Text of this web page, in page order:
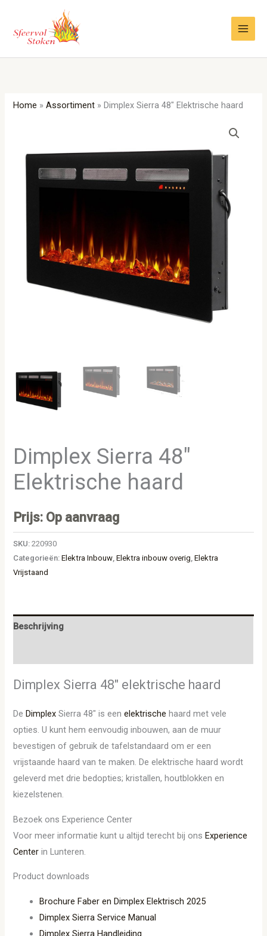
inhoud
Home »Assortiment » Dimplex Sierra 48″ Elektrische haard
Dimplex Sierra 48″
Elektrische haard
Prijs: Op aanvraag
SKU:220930
Categorieën:Elektra Inbouw ,Elektra inbouw overig ,Elektra
Vrijstaand
Beschrijving
Dimplex Sierra 48″ elektrische haard
DeDimplex Sierra 48″ is eenelektrische haard met vele
opties. U kunt hem eenvoudig inbouwen, aan de muur
bevestigen of gebruik de tafelstandaard om er een
vrijstaande haard van te maken. De elektrische haard wordt
geleverd met drie bedopties; kristallen, houtblokken en
kiezelstenen.
Bezoek ons Experience Center
Voor meer informatie kunt u altijd terecht bij onsExperience
Center in Lunteren.
Product downloads
Brochure Faber en Dimplex Elektrisch 2025
Dimplex Sierra Service Manual
Dimplex Sierra Handleiding